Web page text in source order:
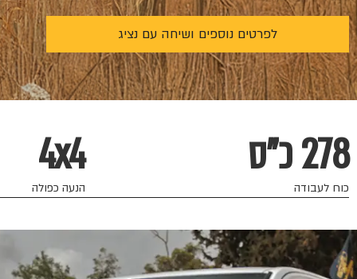
לפרטים נוספים ושיחה עם נציג
278 כ"ס
כוח לעבודה
4x4
הנעה כפולה